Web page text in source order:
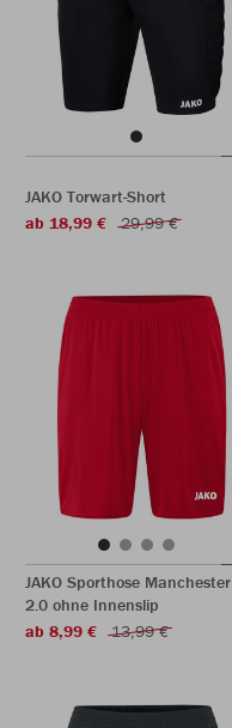
JAKO Torwart-Short
ab 18,99 €
29,99 €
JAKO Sporthose Manchester
2.0 ohne Innenslip
ab 8,99 €
13,99 €